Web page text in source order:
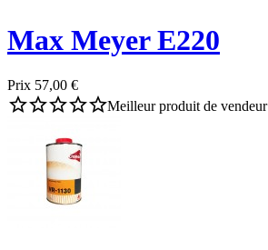
Max Meyer E220
Prix 57,00 €
Meilleur produit de vendeur